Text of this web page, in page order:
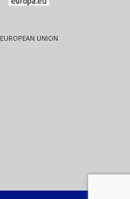
EUROPEAN UNION